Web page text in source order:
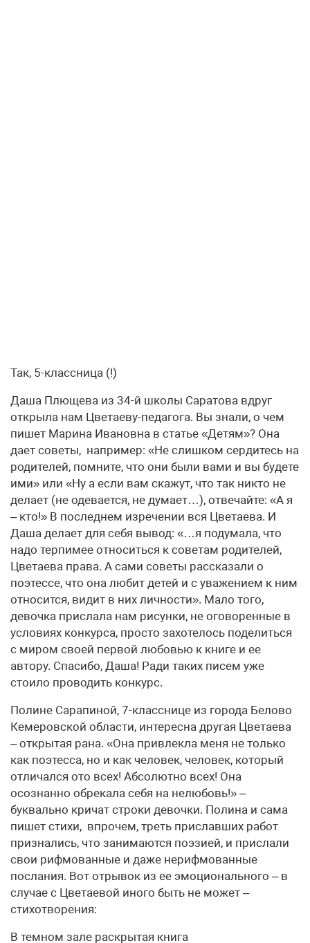
Так, 5-классница (!)
Даша Плющева из 34-й школы Саратова вдруг
открыла нам Цветаеву-педагога. Вы знали, о чем
пишет Марина Ивановна в статье «Детям»? Она
дает советы, например: «Не слишком сердитесь на
родителей, помните, что они были вами и вы будете
ими» или «Ну а если вам скажут, что так никто не
делает (не одевается, не думает…), отвечайте: «А я
– кто!» В последнем изречении вся Цветаева. И
Даша делает для себя вывод: «…я подумала, что
надо терпимее относиться к советам родителей,
Цветаева права. А сами советы рассказали о
поэтессе, что она любит детей и с уважением к ним
относится, видит в них личности». Мало того,
девочка прислала нам рисунки, не оговоренные в
условиях конкурса, просто захотелось поделиться
с миром своей первой любовью к книге и ее
автору. Спасибо, Даша! Ради таких писем уже
стоило проводить конкурс.
Полине Сарапиной, 7-класснице из города Белово
Кемеровской области, интересна другая Цветаева
– открытая рана. «Она привлекла меня не только
как поэтесса, но и как человек, человек, который
отличался ото всех! Абсолютно всех! Она
осознанно обрекала себя на нелюбовь!» –
буквально кричат строки девочки. Полина и сама
пишет стихи, впрочем, треть приславших работ
признались, что занимаются поэзией, и прислали
свои рифмованные и даже нерифмованные
послания. Вот отрывок из ее эмоционального – в
случае с Цветаевой иного быть не может –
стихотворения:
В темном зале раскрытая книга